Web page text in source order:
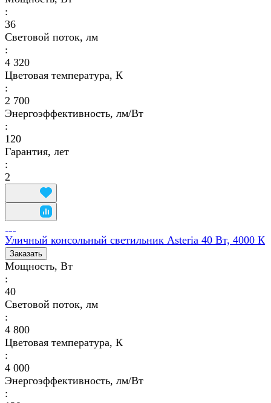
:
36
Световой поток, лм
:
4 320
Цветовая температура, К
:
2 700
Энергоэффективность, лм/Вт
:
120
Гарантия, лет
:
2
Уличный консольный светильник Asteria 40 Вт, 4000 К
Заказать
Мощность, Вт
:
40
Световой поток, лм
:
4 800
Цветовая температура, К
:
4 000
Энергоэффективность, лм/Вт
: